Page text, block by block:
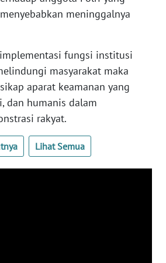
meninggalnya
fungsi institusi
masyarakat maka
aparat keamanan yang
dan humanis dalam
rakyat.
Lihat Semua